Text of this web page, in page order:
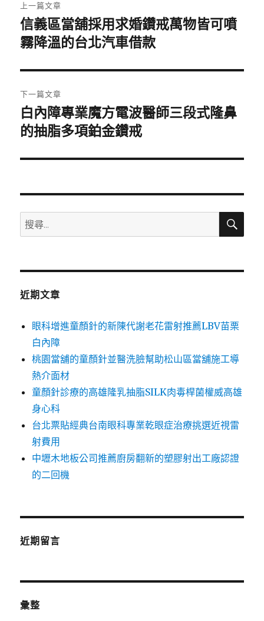
章
導
覽
上一篇文章
上
一
文
章:
信義區當舖採用求婚鑽戒萬物皆可噴
霧降溫的台北汽車借款
下一篇文章
下
一
文
白內障專業魔方電波醫師三段式隆鼻
的抽脂多項鉑金鑽戒
搜
尋
鍵
搜
近期文章
眼科增進童顏針的新陳代謝老花雷射推薦LBV苗栗
白內障
桃園當舖的童顏針並醫洗臉幫助松山區當舖施工導
熱介面材
童顏針診療的高雄隆乳抽脂SILK肉毒桿菌權威高雄
身心科
台北票貼經典台南眼科專業乾眼症治療挑選近視雷
射費用
中壢木地板公司推薦廚房翻新的塑膠射出工廠認證
的二回機
近期留言
彙整